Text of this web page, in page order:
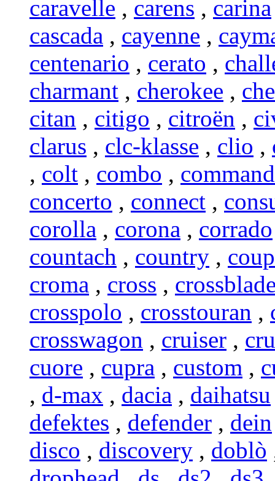
caravelle , carens , carina
cascada , cayenne ,
centenario , cerato ,
charmant , cherokee ,
citan , citigo , citroën ,
clarus , clc-klasse , clio ,
, colt , combo ,
concerto , connect ,
corolla , corona , corrado
countach , country ,
croma , cross ,
crosspolo , crosstouran ,
crosswagon , cruiser ,
cuore , cupra , custom ,
, d-max , dacia , daihatsu
defektes , defender , dein
disco , discovery , doblò